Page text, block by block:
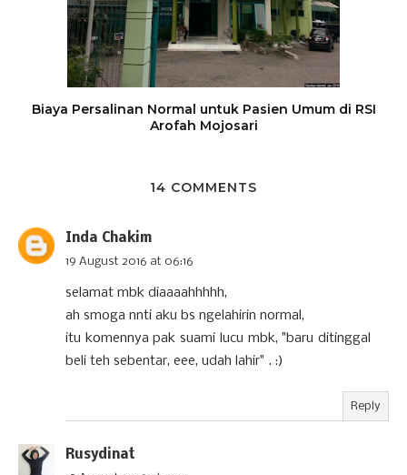
Biaya Persalinan Normal untuk Pasien Umum di RSI
Arofah Mojosari
14 COMMENTS
Inda Chakim
19 August 2016 at 06:16
selamat mbk diaaaahhhhh,
ah smoga nnti aku bs ngelahirin normal,
itu komennya pak suami lucu mbk, "baru ditinggal
beli teh sebentar, eee, udah lahir" . :)
Reply
Rusydinat